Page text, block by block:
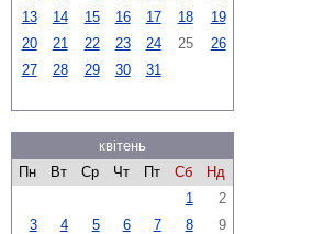
13
14 15 16 17 18
19
20
21 22 23 24 25
26
27
28 29 30 31
квітень
Пн
Вт Ср Чт Пт Сб
Нд
1
2
3
4 5 6 7 8
9